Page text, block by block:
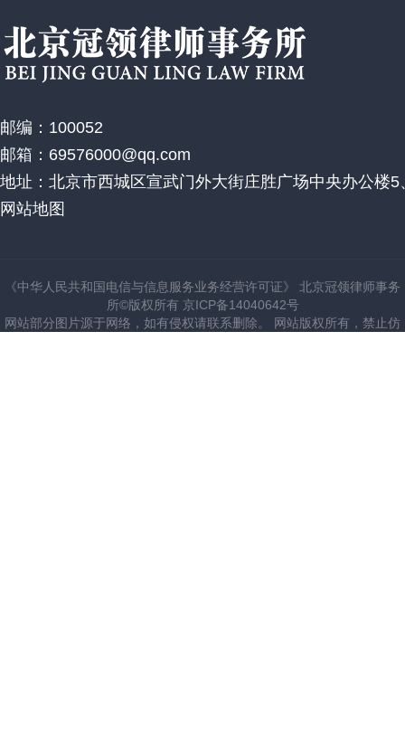
邮编：100052
邮箱：69576000@qq.com
地址：北京市西城区宣武门外大街庄胜广场中央办公楼5
网站地图
《中华人民共和国电信与信息服务业务经营许可证》 北京冠领律师事务
所©版权所有 京ICP备14040642号
网站部分图片源于网络，如有侵权请联系删除。 网站版权所有，禁止仿